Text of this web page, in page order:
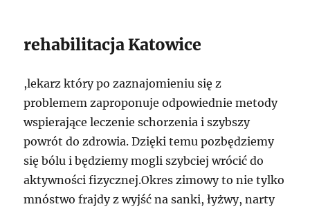
rehabilitacja Katowice
,lekarz który po zaznajomieniu się z
problemem zaproponuje odpowiednie metody
wspierające leczenie schorzenia i szybszy
powrót do zdrowia. Dzięki temu pozbędziemy
się bólu i będziemy mogli szybciej wrócić do
aktywności fizycznej.Okres zimowy to nie tylko
mnóstwo frajdy z wyjść na sanki, łyżwy, narty